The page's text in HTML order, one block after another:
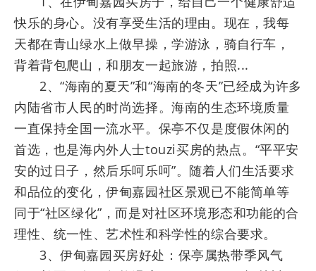
快乐的身心。没有享受生活的理由。现在，我每
天都在青山绿水上做早操，学游泳，骑自行车，
背着背包爬山，和朋友一起旅游，拍照...
2、“海南的夏天”和“海南的冬天”已经成为许多
内陆省市人民的时尚选择。海南的生态环境质量
一直保持全国一流水平。保亭不仅是度假休闲的
首选，也是海内外人士touzi买房的热点。“平平安
安的过日子，然后乐呵乐呵”。随着人们生活要求
和品位的变化，伊甸嘉园社区景观已不能简单等
同于“社区绿化”，而是对社区环境形态和功能的合
理性、统一性、艺术性和科学性的综合要求。
3、伊甸嘉园买房好处：保亭属热带季风气